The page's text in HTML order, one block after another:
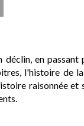
déclin, en
l'histoire de
raisonnée